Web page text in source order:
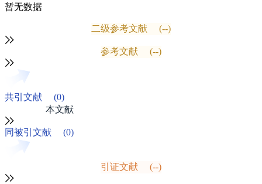
暂无数据
二级参考文献 (--)
参考文献 (--)
共引文献
(0)
本文献
同被引文献 (0)
引证文献 (--)